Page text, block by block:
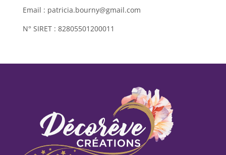
Email : patricia.bourny@gmail.com
N° SIRET : 82805501200011